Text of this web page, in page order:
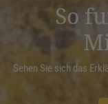
So
Sehen Sie sich das